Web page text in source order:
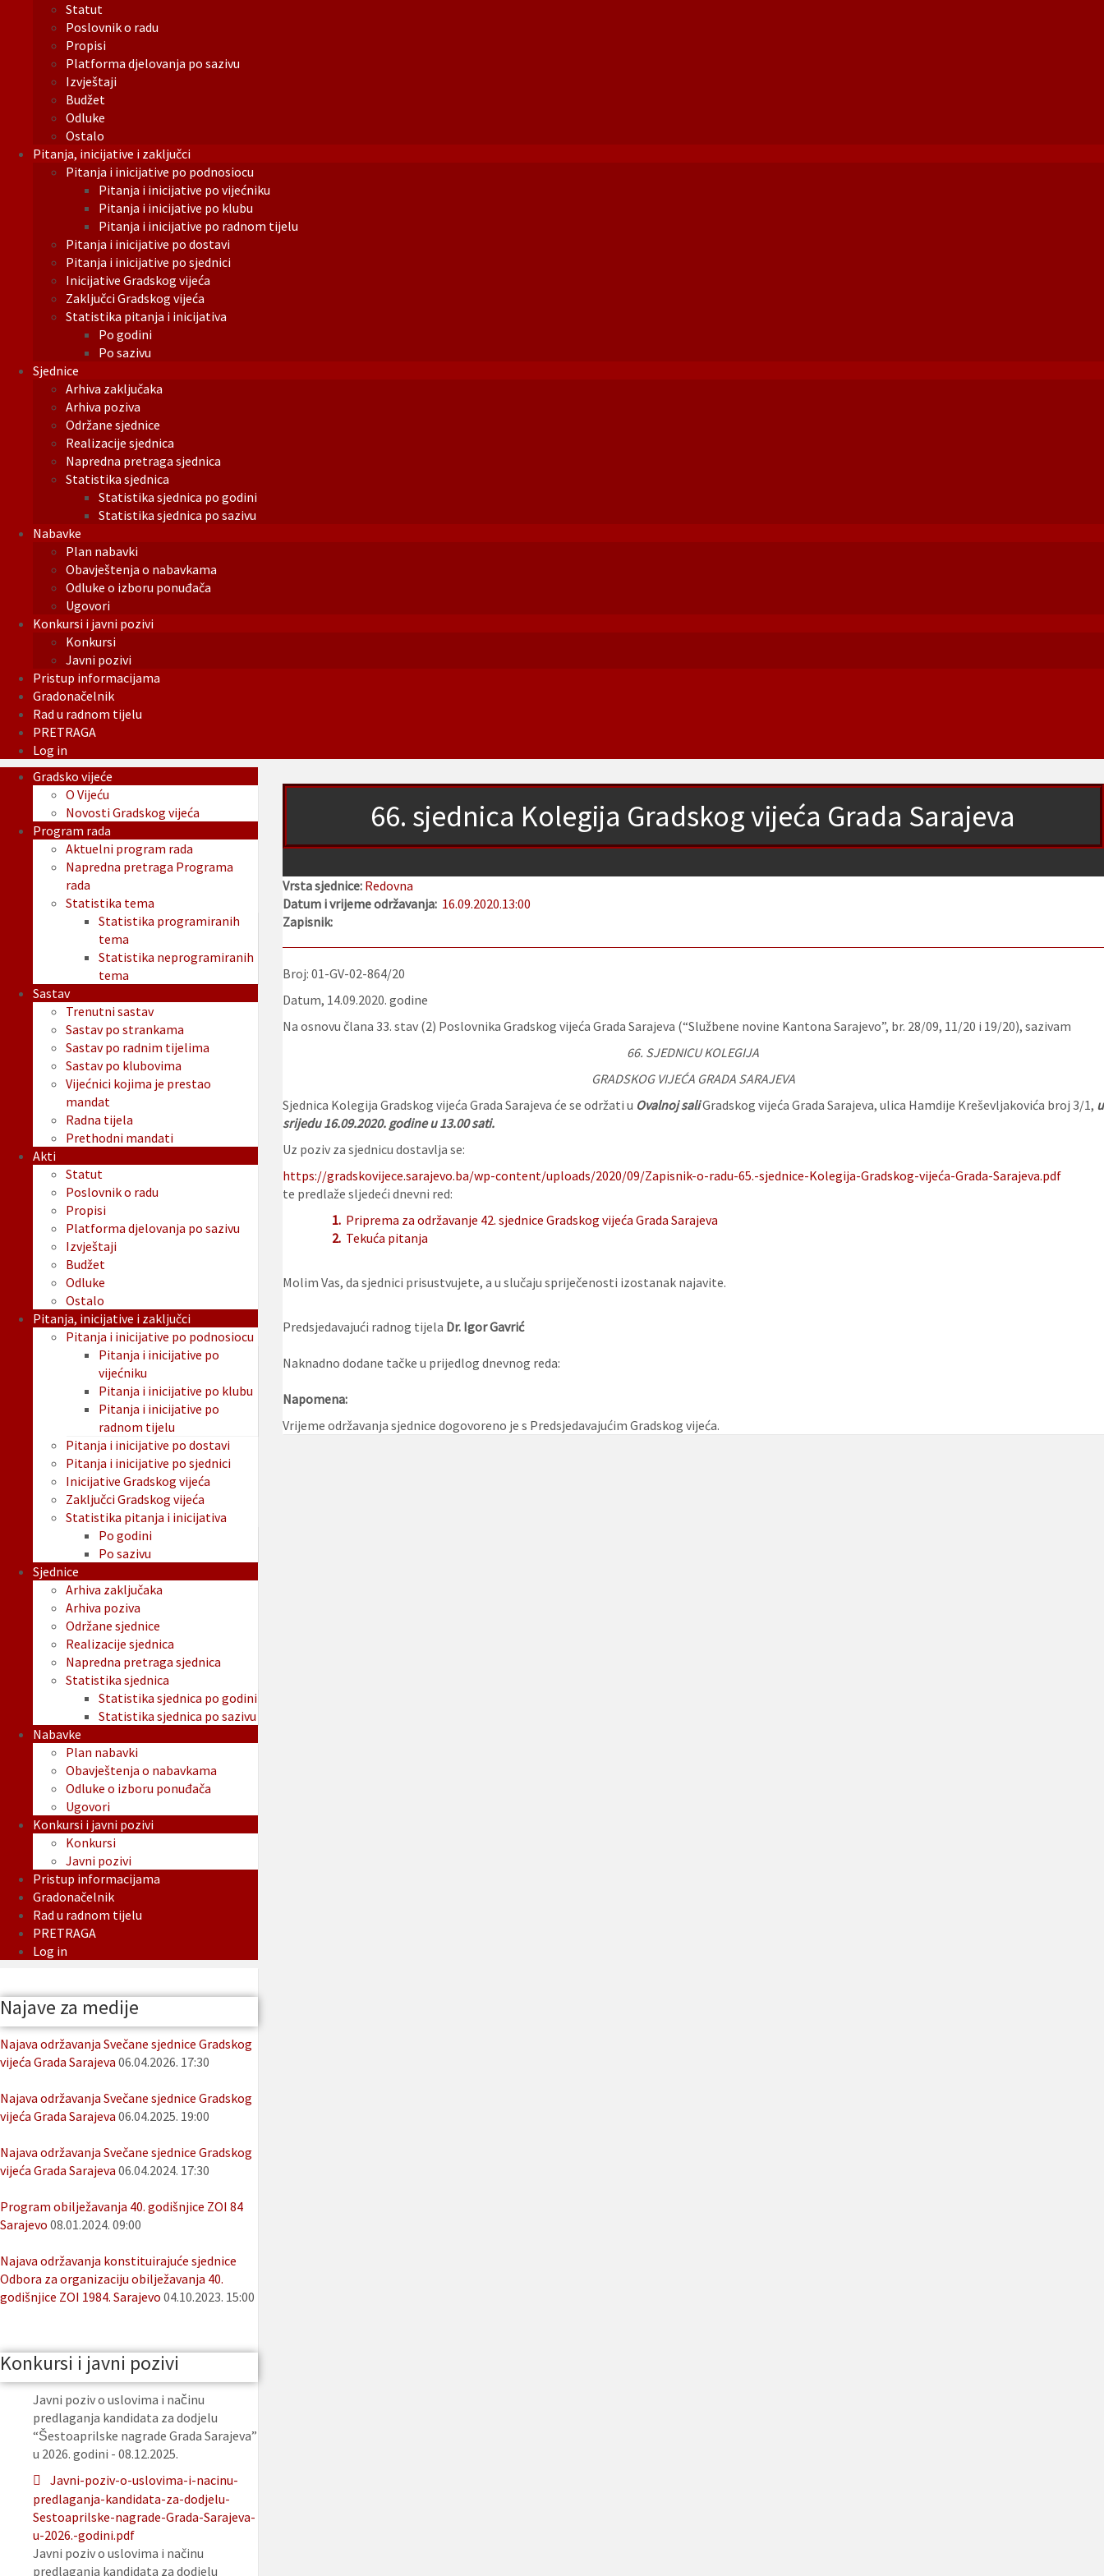
Statut
Poslovnik o radu
Propisi
Platforma djelovanja po sazivu
Izvještaji
Budžet
Odluke
Ostalo
Pitanja, inicijative i zaključci
Pitanja i inicijative po podnosiocu
Pitanja i inicijative po vijećniku
Pitanja i inicijative po klubu
Pitanja i inicijative po radnom tijelu
Pitanja i inicijative po dostavi
Pitanja i inicijative po sjednici
Inicijative Gradskog vijeća
Zaključci Gradskog vijeća
Statistika pitanja i inicijativa
Po godini
Po sazivu
Sjednice
Arhiva zaključaka
Arhiva poziva
Održane sjednice
Realizacije sjednica
Napredna pretraga sjednica
Statistika sjednica
Statistika sjednica po godini
Statistika sjednica po sazivu
Nabavke
Plan nabavki
Obavještenja o nabavkama
Odluke o izboru ponuđača
Ugovori
Konkursi i javni pozivi
Konkursi
Javni pozivi
Pristup informacijama
Gradonačelnik
Rad u radnom tijelu
PRETRAGA
Log in
66. sjednica Kolegija Gradskog vijeća Grada Sarajeva
Vrsta sjednice: Redovna
Datum i vrijeme održavanja: 16.09.2020.13:00
Zapisnik:
Broj: 01-GV-02-864/20
Datum, 14.09.2020. godine
Na osnovu člana 33. stav (2) Poslovnika Gradskog vijeća Grada Sarajeva (“Službene novine Kantona Sarajevo”, br. 28/09, 11/20 i 19/20), sazivam
66. SJEDNICU KOLEGIJA
GRADSKOG VIJEĆA GRADA SARAJEVA
Sjednica Kolegija Gradskog vijeća Grada Sarajeva će se održati u Ovalnoj saliGradskog vijeća Grada Sarajeva, ulica Hamdije Kreševljakovića broj 3/1, u
srijedu 16.09.2020. godine u 13.00 sati.
Uz poziv za sjednicu dostavlja se:
https://gradskovijece.sarajevo.ba/wp-content/uploads/2020/09/Zapisnik-o-radu-65.-sjednice-Kolegija-Gradskog-vijeća-Grada-Sarajeva.pdf
te predlaže sljedeći dnevni red:
1. Priprema za održavanje 42. sjednice Gradskog vijeća Grada Sarajeva
2. Tekuća pitanja
Molim Vas, da sjednici prisustvujete, a u slučaju spriječenosti izostanak najavite.
Predsjedavajući radnog tijela Dr. Igor Gavrić
Naknadno dodane tačke u prijedlog dnevnog reda:
Napomena:
Vrijeme održavanja sjednice dogovoreno je s Predsjedavajućim Gradskog vijeća.
Gradsko vijeće
O Vijeću
Novosti Gradskog vijeća
Program rada
Aktuelni program rada
Napredna pretraga Programa
rada
Statistika tema
Statistika programiranih
tema
Statistika neprogramiranih
tema
Sastav
Trenutni sastav
Sastav po strankama
Sastav po radnim tijelima
Sastav po klubovima
Vijećnici kojima je prestao
mandat
Radna tijela
Prethodni mandati
Akti
Statut
Poslovnik o radu
Propisi
Platforma djelovanja po sazivu
Izvještaji
Budžet
Odluke
Ostalo
Pitanja, inicijative i zaključci
Pitanja i inicijative po podnosiocu
Pitanja i inicijative po
vijećniku
Pitanja i inicijative po klubu
Pitanja i inicijative po
radnom tijelu
Pitanja i inicijative po dostavi
Pitanja i inicijative po sjednici
Inicijative Gradskog vijeća
Zaključci Gradskog vijeća
Statistika pitanja i inicijativa
Po godini
Po sazivu
Sjednice
Arhiva zaključaka
Arhiva poziva
Održane sjednice
Realizacije sjednica
Napredna pretraga sjednica
Statistika sjednica
Statistika sjednica po godini
Statistika sjednica po sazivu
Nabavke
Plan nabavki
Obavještenja o nabavkama
Odluke o izboru ponuđača
Ugovori
Konkursi i javni pozivi
Konkursi
Javni pozivi
Pristup informacijama
Gradonačelnik
Rad u radnom tijelu
PRETRAGA
Log in
Najave za medije
Najava održavanja Svečane sjednice Gradskog
vijeća Grada Sarajeva 06.04.2026. 17:30
Najava održavanja Svečane sjednice Gradskog
vijeća Grada Sarajeva 06.04.2025. 19:00
Najava održavanja Svečane sjednice Gradskog
vijeća Grada Sarajeva 06.04.2024. 17:30
Program obilježavanja 40. godišnjice ZOI 84
Sarajevo 08.01.2024. 09:00
Najava održavanja konstituirajuće sjednice
Odbora za organizaciju obilježavanja 40.
godišnjice ZOI 1984. Sarajevo 04.10.2023. 15:00
Konkursi i javni pozivi
Javni poziv o uslovima i načinu
predlaganja kandidata za dodjelu
“Šestoaprilske nagrade Grada Sarajeva”
u 2026. godini - 08.12.2025.
Javni-poziv-o-uslovima-i-nacinu-
predlaganja-kandidata-za-dodjelu-
Sestoaprilske-nagrade-Grada-Sarajeva-
u-2026.-godini.pdf
Javni poziv o uslovima i načinu
predlaganja kandidata za dodjelu